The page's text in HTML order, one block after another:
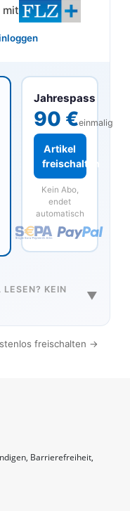
mit
Jahrespass
90 €einmalig
Artikel
freischalten
Kein Abo,
endet
automatisch
LESEN? KEIN
▼
freischalten →
Barrierefreiheit